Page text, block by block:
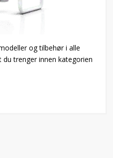
og tilbehør i alle
du trenger innen kategorien